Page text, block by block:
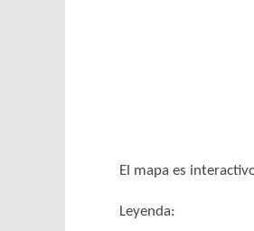
El mapa es
Leyenda: